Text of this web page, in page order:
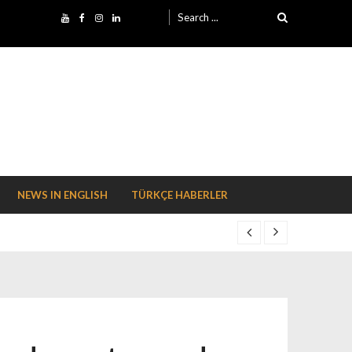
Search for:
NEWS IN ENGLISH TÜRKÇE HABERLER